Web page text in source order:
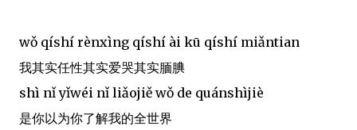
wǒ qíshí rènxìng qíshí ài kū qíshí miǎntian
我其实任性其实爱哭其实腼腆
shì nǐ yǐwéi nǐ liǎojiě wǒ de quánshìjiè
是你以为你了解我的全世界